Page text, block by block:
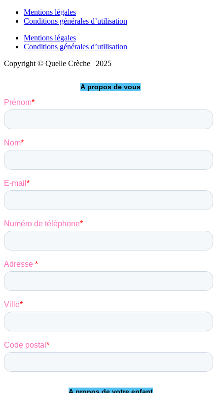
Mentions légales
Conditions générales d’utilisation
Mentions légales
Conditions générales d’utilisation
Copyright © Quelle Crèche | 2025